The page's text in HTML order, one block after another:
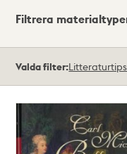
Visningsläge
Filtrera
träffar
Valda filter:Litteraturtips